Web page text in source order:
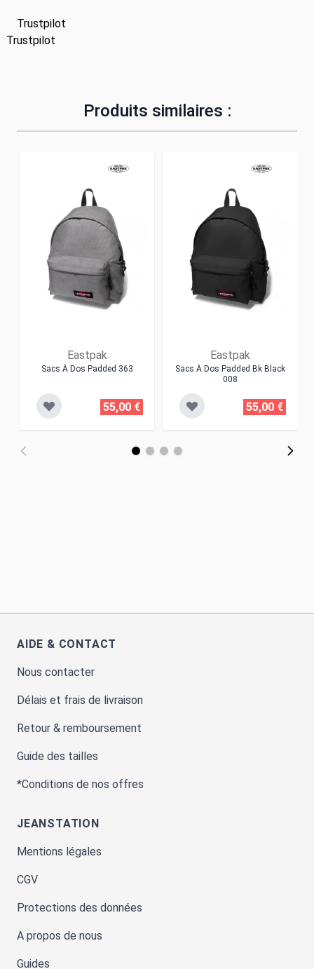
Trustpilot
Trustpilot
Produits similaires :
Eastpak
Sacs À Dos Padded 363
55,00 €
Eastpak
Sacs À Dos Padded Bk Black
008
55,00 €
AIDE & CONTACT
Nous contacter
Délais et frais de livraison
Retour & remboursement
Guide des tailles
*Conditions de nos offres
JEANSTATION
Mentions légales
CGV
Protections des données
A propos de nous
Guides